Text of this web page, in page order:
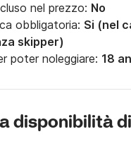
nel prezzo: No
obbligatoria: Si (nel
skipper)
poter noleggiare: 18
disponibilità